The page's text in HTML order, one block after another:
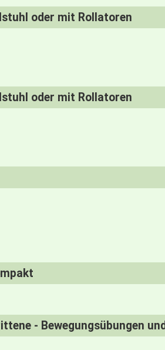
oder mit Rollatoren
oder mit Rollatoren
- Bewegungsübungen